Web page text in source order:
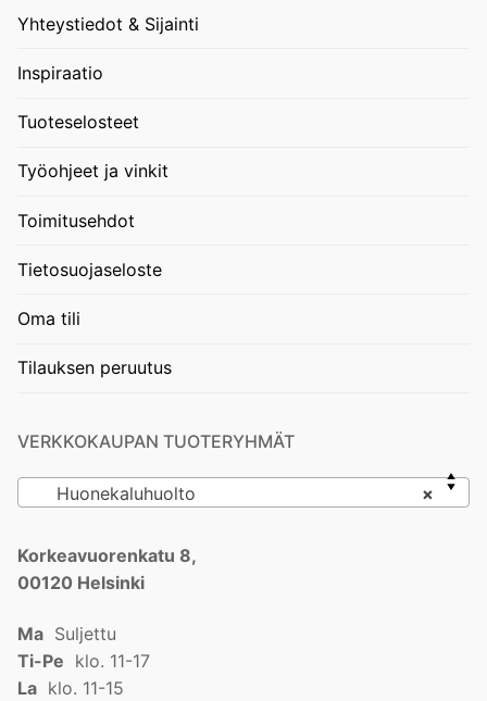
Yhteystiedot & Sijainti
Inspiraatio
Tuoteselosteet
Työohjeet ja vinkit
Toimitusehdot
Tietosuojaseloste
Oma tili
Tilauksen peruutus
VERKKOKAUPAN TUOTERYHMÄT
×
Huonekaluhuolto
Korkeavuorenkatu 8,
00120 Helsinki
Ma Suljettu
Ti-Pe klo. 11-17
La klo. 11-15